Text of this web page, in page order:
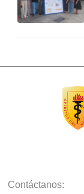
Contáctanos: